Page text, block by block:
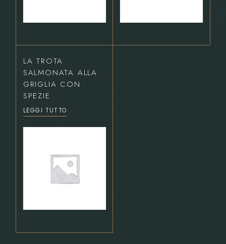
LA TROTA
SALMONATA ALLA
GRIGLIA CON
SPEZIE
LEGGI TUTTO